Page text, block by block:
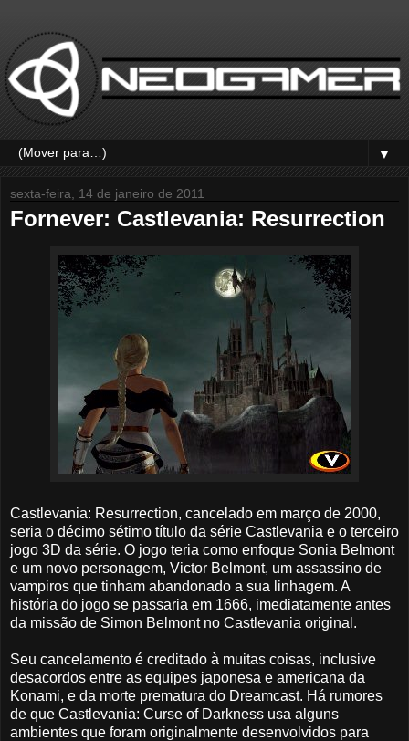
▼
sexta-feira, 14 de janeiro de 2011
Fornever: Castlevania: Resurrection
Castlevania: Resurrection, cancelado em março de 2000,
seria o décimo sétimo título da série Castlevania e o terceiro
jogo 3D da série. O jogo teria como enfoque Sonia Belmont
e um novo personagem, Victor Belmont, um assassino de
vampiros que tinham abandonado a sua linhagem. A
história do jogo se passaria em 1666, imediatamente antes
da missão de Simon Belmont no Castlevania original.
Seu cancelamento é creditado à muitas coisas, inclusive
desacordos entre as equipes japonesa e americana da
Konami, e da morte prematura do Dreamcast. Há rumores
de que Castlevania: Curse of Darkness usa alguns
ambientes que foram originalmente desenvolvidos para